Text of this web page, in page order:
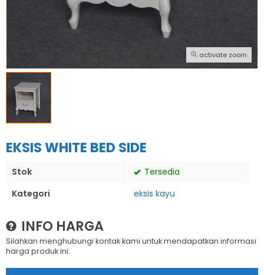
activate zoom
EKSIS WHITE BED SIDE
Stok
Tersedia
Kategori
eksis kayu
INFO HARGA
Silahkan menghubungi kontak kami untuk mendapatkan informasi
harga produk ini.